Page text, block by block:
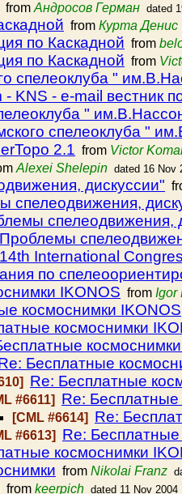
from Андросов Герман dated
from Курта Денис
по Каскадной from
по Каскадной from
спелеоклуба "
KNS - e-mail вестник
"
спелеоклуба "
2.1 from Victor
Alexei Shelepin dated 16 Nov
дискуссии"
спелеодвижения,
спелеодвижения,
International
по
IKONOS from Igor
космоснимки IKONOS
космоснимки
Бесплатные
Re: Бесплатные
#6611] Re:
[CML #6614] Re:
#6613] Re:
космоснимки
from Nikolai Franz
from keerpich dated 11 Nov 2004